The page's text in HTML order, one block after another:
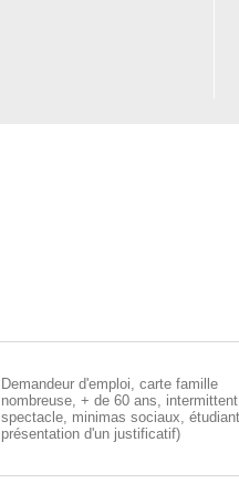
Demandeur d'emploi, carte famille
nombreuse, + de 60 ans,
spectacle, minimas sociaux,
présentation d'un justificatif)